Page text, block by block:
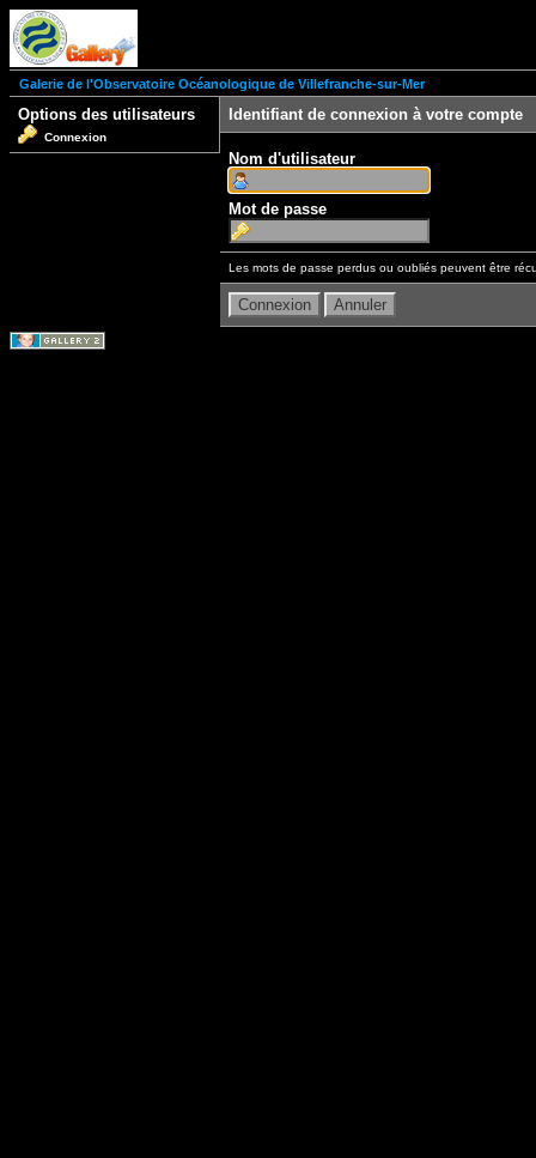
Galerie de l'Observatoire Océanologique de Villefranche-sur-Mer
Options des utilisateurs
Connexion
Identifiant de connexion à votre compte
Nom d'utilisateur
Mot de passe
Les mots de passe perdus ou oubliés peuvent être